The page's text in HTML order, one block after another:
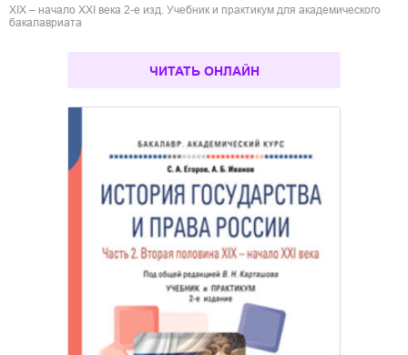
XIX – начало XXI века 2-е изд. Учебник и практикум для академического
бакалавриата
ЧИТАТЬ ОНЛАЙН